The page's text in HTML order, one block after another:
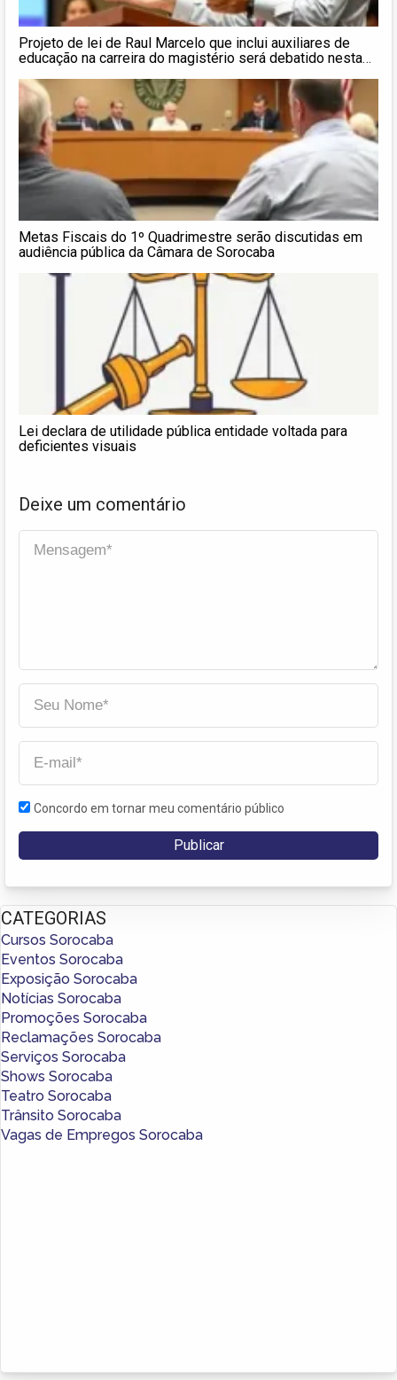
Projeto de lei de Raul Marcelo que inclui auxiliares de
educação na carreira do magistério será debatido nesta
Metas Fiscais do 1º Quadrimestre serão discutidas em
audiência pública da Câmara de Sorocaba
Lei declara de utilidade pública entidade voltada para
deficientes visuais
Deixe um comentário
Concordo em tornar meu comentário público
CATEGORIAS
Cursos Sorocaba
Eventos Sorocaba
Exposição Sorocaba
Notícias Sorocaba
Promoções Sorocaba
Reclamações Sorocaba
Serviços Sorocaba
Shows Sorocaba
Teatro Sorocaba
Trânsito Sorocaba
Vagas de Empregos Sorocaba